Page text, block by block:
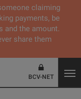
claiming
payments, be
and the amount.
share them
BCV-NET